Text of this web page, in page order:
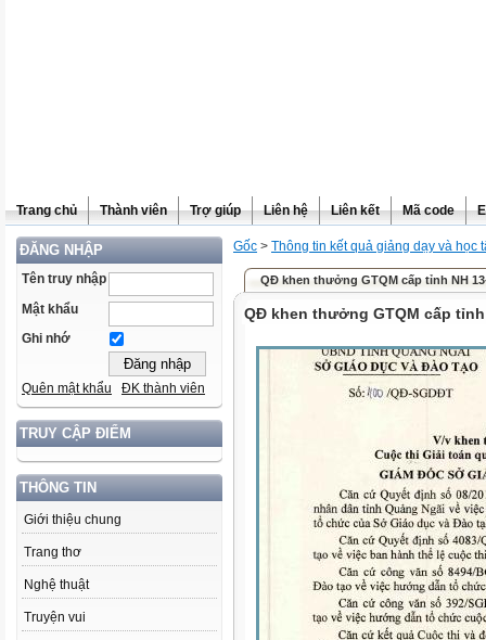
Trang chủ Thành viên Trợ giúp Liên hệ Liên kết Mã code
ĐĂNG NHẬP
Tên truy nhập
Mật khẩu
Ghi nhớ
Quên mật khẩu ĐK thành viên
TRUY CẬP ĐIỂM
THÔNG TIN
Giới thiệu chung
Trang thơ
Nghệ thuật
Truyện vui
Gốc > Thông tin kết quả giảng dạy và học
QĐ khen thưởng GTQM cấp tỉnh NH
QĐ khen thưởng GTQM cấp tỉnh